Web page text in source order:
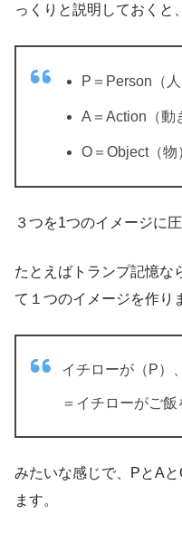
っくりと説明しておくと、
P＝Person（人
A＝Action（動
O＝Object（物
３つを1つのイメージに圧
たとえばトランプ記憶な
て１つのイメージを作り
イチローが（P）
＝イチローがご
みたいな感じで、PとA
ます。